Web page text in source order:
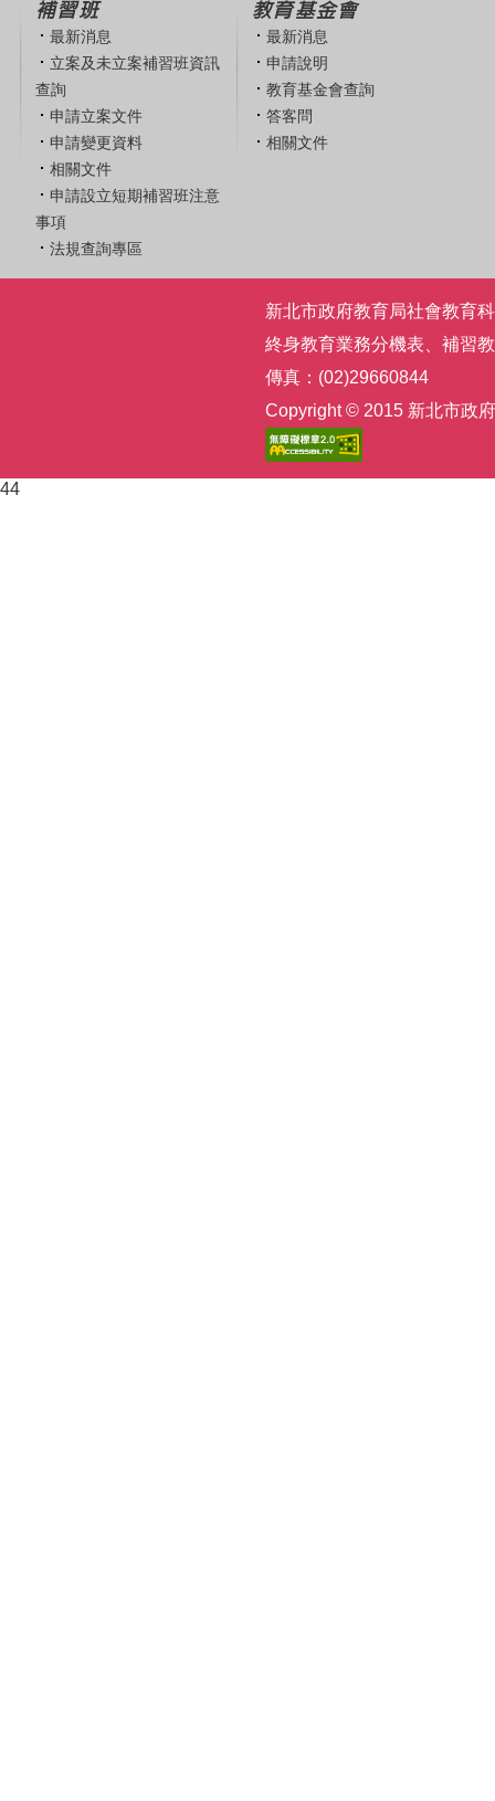
補習班
最新消息
立案及未立案補習班資訊
查詢
申請立案文件
申請變更資料
相關文件
申請設立短期補習班注意
事項
法規查詢專區
教育基金會
最新消息
申請說明
教育基金會查詢
答客問
相關文件
新北市政府教育局社會教育
終身教育業務分機表
補習
傳真：(02)29660844
Copyright © 2015 新北市政
44